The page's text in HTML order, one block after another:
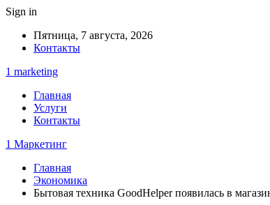
Sign in
Пятница, 7 августа, 2026
Контакты
1 marketing
Главная
Услуги
Контакты
1 Маркетинг
Главная
Экономика
Бытовая техника GoodHelper появилась в